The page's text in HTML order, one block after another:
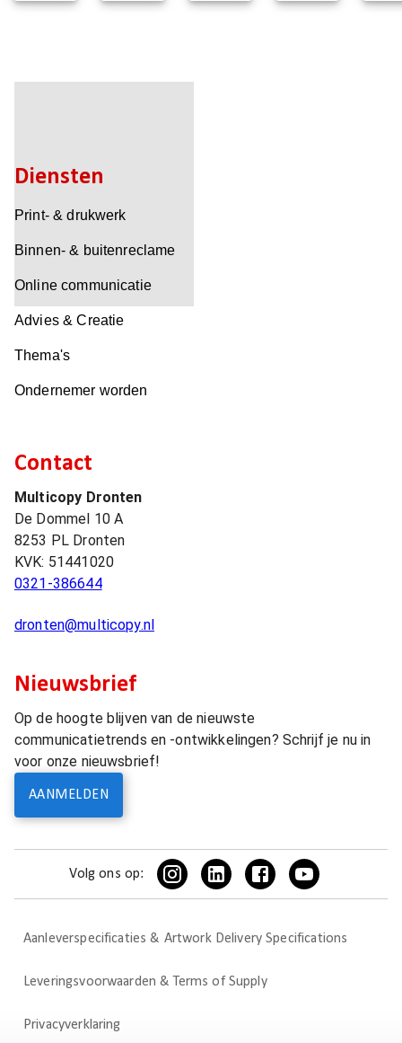
Diensten
Print- & drukwerk
Binnen- & buitenreclame
Online communicatie
Advies & Creatie
Thema's
Ondernemer worden
Contact
Multicopy Dronten
De Dommel 10 A
8253 PL Dronten
KVK: 51441020
0321-386644
dronten@multicopy.nl
Nieuwsbrief
Op de hoogte blijven van de nieuwste
communicatietrends en -ontwikkelingen? Schrijf je nu in
voor onze nieuwsbrief!
AANMELDEN
Volg ons op:
Aanleverspecificaties & Artwork Delivery Specifications
Leveringsvoorwaarden & Terms of Supply
Privacyverklaring